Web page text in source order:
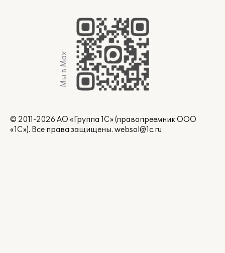
Мы в Max
© 2011-2026 АО «Группа 1С» (правопреемник ООО
«1С»). Все права защищены. websol@1c.ru